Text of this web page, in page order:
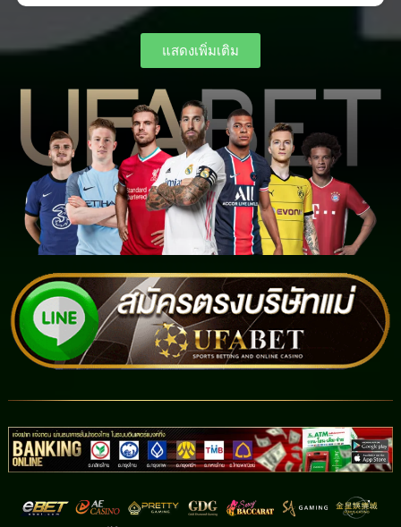
แสดงเพิ่มเติม